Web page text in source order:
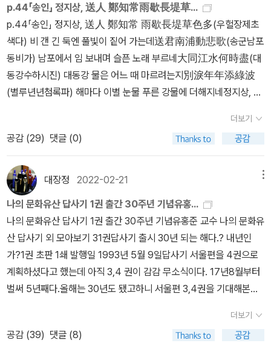
하는지 알아보려고 감은사터에 갔었다. 그것도 두번이나...그 황량한
감은사지 들판에서 돌덩이들과 의미있는 대화를 나누었는지는 잘 기
억나지 않지만(뭐 거의 30년 전 일이라...답사기1권이 1993년도에
나왔더라).....어쨌든 어린 내가 그 돌덩이들 앞에 섰을 때, 소생의 털
난 가슴(아!! 그때는 가슴에 털이 없었나???? 아니 있었나????)속
에서 무언가 부르르... 찌르르... 띠리리한 어떤 감정의 파동이 있었던
완당평전, 무슨 미술사관련 서적 등등.... 유홍준의 책도 여러권 가지
고 있었는데 지금은 다 팔아먹고 없다. 요즘은 문득 나중에 소생 일생
일대의 소망인 퇴직을 하고 국내 두루두루 구석구석 금수강산 팔도강
산 무궁화 삼천리 화려강산 유람을 다닐려면 유홍준의 답사기 정도는
구비해 놓아야 하지 않나 그런 생각이 들어서 답사기 시리즈를 다시
장만해야 하나 어쩌나 나름 고민을 하고 있었는데, 마침 찰떡같이 콩
떡같이 그래24에서 예쁜 모양의 답사기 리커버 세트를 보았던 것이
p.44「송인」 정지상, 送人 鄭知常雨歇長堤草...
p.44「송인」 정지상, 送人 鄭知常 雨歇長堤草色多(우헐장제초
색다) 비 갠 긴 둑엔 풀빛이 짙어 가는데送君南浦動悲歌(송군남포
동비가) 남포에서 임 보내며 슬픈 노래 부르네大同江水何時盡(대
동강수하시진) 대동강 물은 어느 때 마르려는지別淚年年添綠波
(별루년년첨록파) 해마다 이별 눈물 푸른 강물에 더해지네정지상, 출
(西京)성별 남관련사건 묘청의 난저서(작품) 신설(新雪), 향연치어
(鄕宴致語), 백률사(栢律寺), 서루(西樓)대표관직(경력) 지제고
(知制誥)☆ 지제고고려 시대에, 왕의 조서(詔書)나 교서(敎書) 따
위의 글을 기초하여 바치는 일을 맡아보던 벼슬. 내지제고와 외지제
고의 구분이 있었는데, 조선 시대에 지제교로 고쳤다.p.46김부식
과 정지상은 문장으로 동시에 이름을 날린 라이벌로 서로 다투며 사
이가 좋지 않았다. 어느날 정지상이 ˝절에는 염불소리 그치고 하늘
은 유리처럼 맑다(琳宮梵語罷 天色淨琉璃)˝라는 글을 지었는데,
김부식이 이 글귀를 빼앗고자 했으나 정지상은 주지 않았다. 나중
에 정지상은 김부식에게 주살되어 음귀(陰鬼)가 되었다.김부식이 어
느날 봄을 읊은 시를 지어 ˝버들은 천 가닥으로 푸르고 복사꽃
은 만 점으로 붉구나(柳色千絲綠 桃花萬點紅)˝라 했는데 갑자
더보기
공감 (29) 댓글 (0)
대장정 2022-02-21
나의 문화유산 답사기 1권 출간 30주년 기념유홍...
나의 문화유산 답사기 1권 출간 30주년 기념유홍준 교수 나의 문화유
산 답사기 외 모아보기 31권답사기 출시 30년 되는 해다.? 내년인
가?1권 초판 1쇄 발행일 1993년 5월 9일답사기 서울편을 4권으로
계획하셨다고 했는데 아직 3,4 권이 감감 무소식이다. 17년8월부터
벌써 5년째다.올해는 30년도 됐고하니 서울편 3,4권을 기대해본다.
은 .... 나오면 사야지.유홍준의 나의 문화유산 답사기 1권은 1993년
대학 1학년때 처음 발간됐다.한푼이라도 아끼려고 친구책을 빌려읽
더보기
공감 (39) 댓글 (8)